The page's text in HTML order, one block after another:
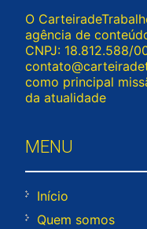
O
agência de
CNPJ: 18.812.588/
como principal
da atualidade
MENU
Início
Quem somos